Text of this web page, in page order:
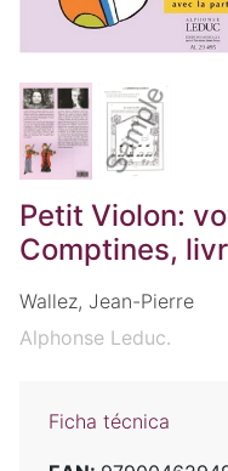
Petit Violon:
Comptines,
Wallez, Jean-Pierre
Alphonse Leduc.
Ficha técnica